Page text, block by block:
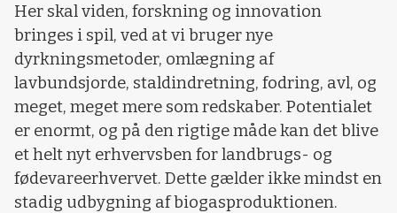
Her skal viden, forskning og innovation
bringes i spil, ved at vi bruger nye
dyrkningsmetoder, omlægning af
lavbundsjorde, staldindretning, fodring, avl, og
meget, meget mere som redskaber. Potentialet
er enormt, og på den rigtige måde kan det blive
et helt nyt erhvervsben for landbrugs- og
fødevareerhvervet. Dette gælder ikke mindst en
stadig udbygning af biogasproduktionen.